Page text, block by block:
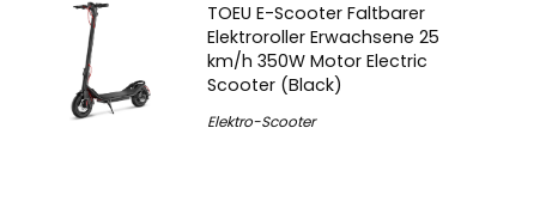
TOEU E-Scooter Faltbarer
Elektroroller Erwachsene 25
km/h 350W Motor Electric
Scooter (Black)
Elektro-Scooter